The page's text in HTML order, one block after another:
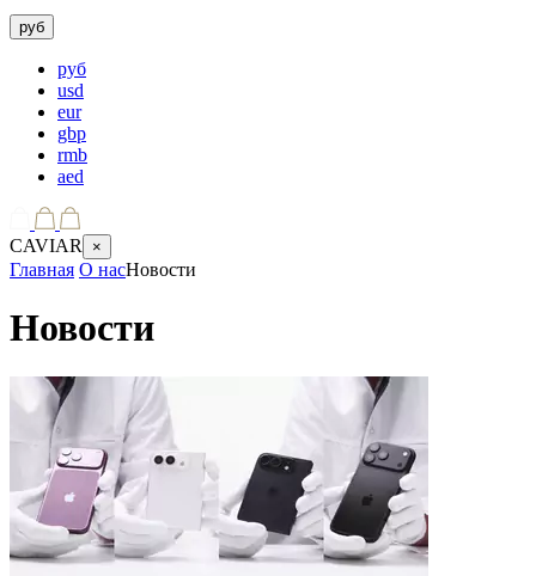
руб
руб
usd
eur
gbp
rmb
aed
CAVIAR ×
Главная О насНовости
Новости